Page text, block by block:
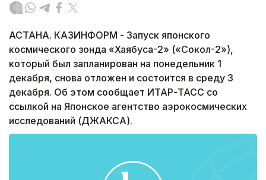
АСТАНА. КАЗИНФОРМ - Запуск японского
космического зонда «Хаябуса-2» («Сокол-2»),
который был запланирован на понедельник 1
декабря, снова отложен и состоится в среду 3
декабря. Об этом сообщает ИТАР-ТАСС со
ссылкой на Японское агентство аэрокосмических
исследований (ДЖАКСА).